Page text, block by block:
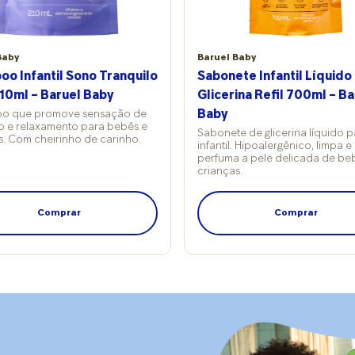
O importante é estar ciente que, reconhecer isso
não significa falhar. Como incentivar sem transformar
sozinha, mas ainda não consegue dar conta do
recado, a orientação é oferecer ajuda sem assumir
totalmente o controle. Ou seja, deve-se considerar
antecipar-se e dividir as tarefas com o pequeno,
sempre valorizando a tentativa dele para fortalecer
a confiança. “Essa fase não é um problema a ser
corrigido, mas um sinal de desenvolvimento
saudável. Crianças que podem tentar, errar e tentar
novamente constroem autonomia emocional,
tolerância à frustração e confiança. O papel do
adulto não é acelerar, mas sustentar – com
paciência, limite e respeito”, garante a profissional.
Infantil Sono Tranquilo
– Baruel Baby
que promove sensação de
e relaxamento para bebês e
Com cheirinho de carinho.
Comprar
Baruel Baby
Sabonete Infantil Líquido
Glicerina Refil 700ml –
Baby
Sabonete de glicerina líquido
infantil. Hipoalergênico, limpa e
perfuma a pele delicada de
crianças.
Comprar